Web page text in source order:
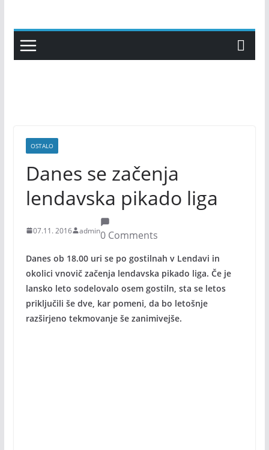
content
OSTALO
Danes se začenja
lendavska pikado liga
07.11. 2016 admin0 Comments
Danes ob 18.00 uri se po gostilnah v Lendavi in
okolici vnovič začenja lendavska pikado liga. Če je
lansko leto sodelovalo osem gostiln, sta se letos
priključili še dve, kar pomeni, da bo letošnje
razširjeno tekmovanje še zanimivejše.